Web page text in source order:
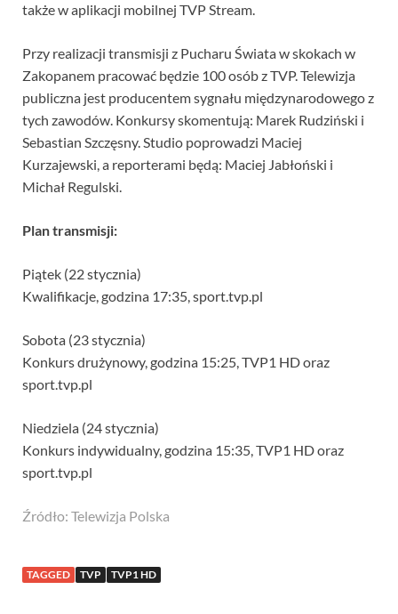
także w aplikacji mobilnej TVP Stream.
Przy realizacji transmisji z Pucharu Świata w skokach w
Zakopanem pracować będzie 100 osób z TVP. Telewizja
publiczna jest producentem sygnału międzynarodowego z
tych zawodów. Konkursy skomentują: Marek Rudziński i
Sebastian Szczęsny. Studio poprowadzi Maciej
Kurzajewski, a reporterami będą: Maciej Jabłoński i
Michał Regulski.
Plan transmisji:
Piątek (22 stycznia)
Kwalifikacje, godzina 17:35, sport.tvp.pl
Sobota (23 stycznia)
Konkurs drużynowy, godzina 15:25, TVP1 HD oraz
sport.tvp.pl
Niedziela (24 stycznia)
Konkurs indywidualny, godzina 15:35, TVP1 HD oraz
sport.tvp.pl
Źródło: Telewizja Polska
TAGGED TVP TVP1 HD